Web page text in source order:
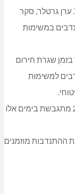
ערן גרטלר, סקר
במשימות
שגרת חירום
למשימות
תוכנית עבודה למתנדבים לשנת העבודה 2011 מתגבשת בימים אלו
ההתנדבות מוזמנים